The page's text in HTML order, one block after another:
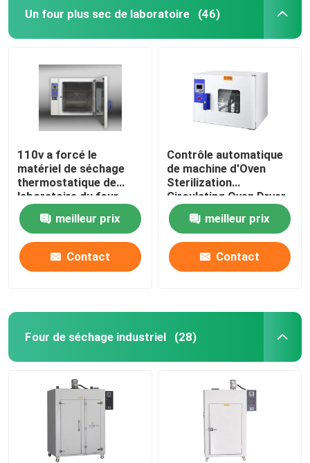
Un four plus sec de laboratoire (46)
110v a forcé le
matériel de séchage
thermostatique de
laboratoire du four
60Hz de dessication
par convection
meilleur prix
Contact
Contrôle automatique
de machine d'Oven
Sterilization
Circulating Oven Dryer
d'air chaud de DHG
meilleur prix
Contact
Four de séchage industriel (28)